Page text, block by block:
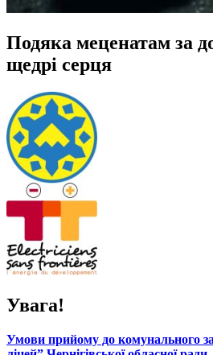
Подяка меценатам за
щедрі серця
Увага!
Умови прийому до комунального